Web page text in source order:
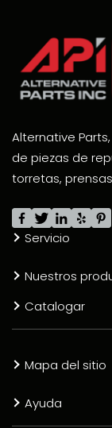
Alternative
de piezas de
torretas,
Servicio
Nuestros
Catalogar
Mapa del sitio
Ayuda